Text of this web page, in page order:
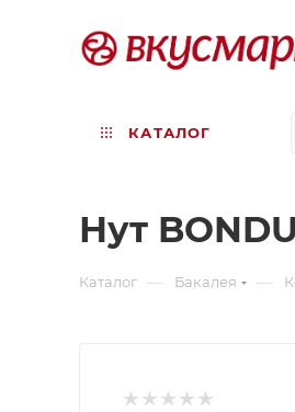
КАТАЛОГ
Нут
Каталог — Бакалея —